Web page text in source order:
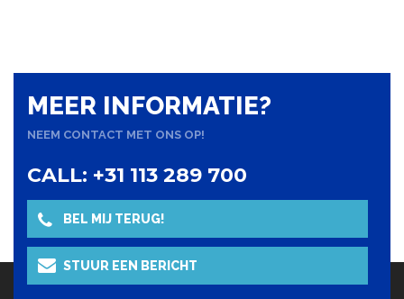
MEER INFORMATIE?
NEEM CONTACT MET ONS OP!
CALL: +31 113 289 700
BEL MIJ TERUG!
STUUR EEN BERICHT